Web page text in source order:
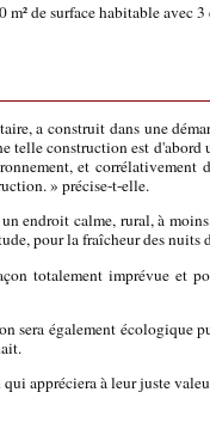
de surface habitable avec
a construit dans une
telle construction est d'abord
et corrélativement
» précise-t-elle.
endroit calme, rural, à
pour la fraîcheur des nuits
totalement imprévue et
sera également écologique
appréciera à leur juste